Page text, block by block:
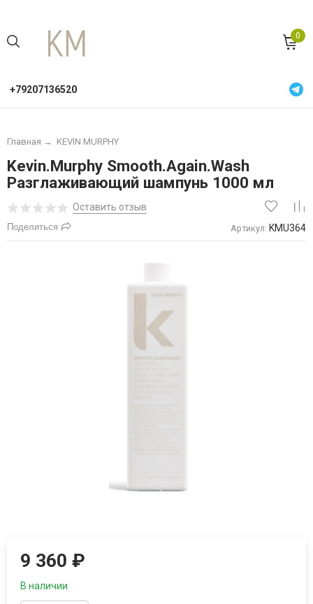
0
+79207136520
Главная → KEVIN MURPHY
Kevin.Murphy Smooth.Again.Wash
Разглаживающий шампунь 1000 мл
Оставить отзыв
Поделиться Артикул: KMU364
9 360₽
В наличии